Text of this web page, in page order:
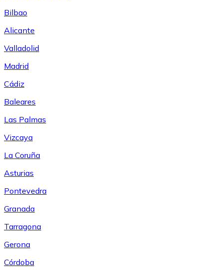
Bilbao
Alicante
Valladolid
Madrid
Cádiz
Baleares
Las Palmas
Vizcaya
La Coruña
Asturias
Pontevedra
Granada
Tarragona
Gerona
Córdoba